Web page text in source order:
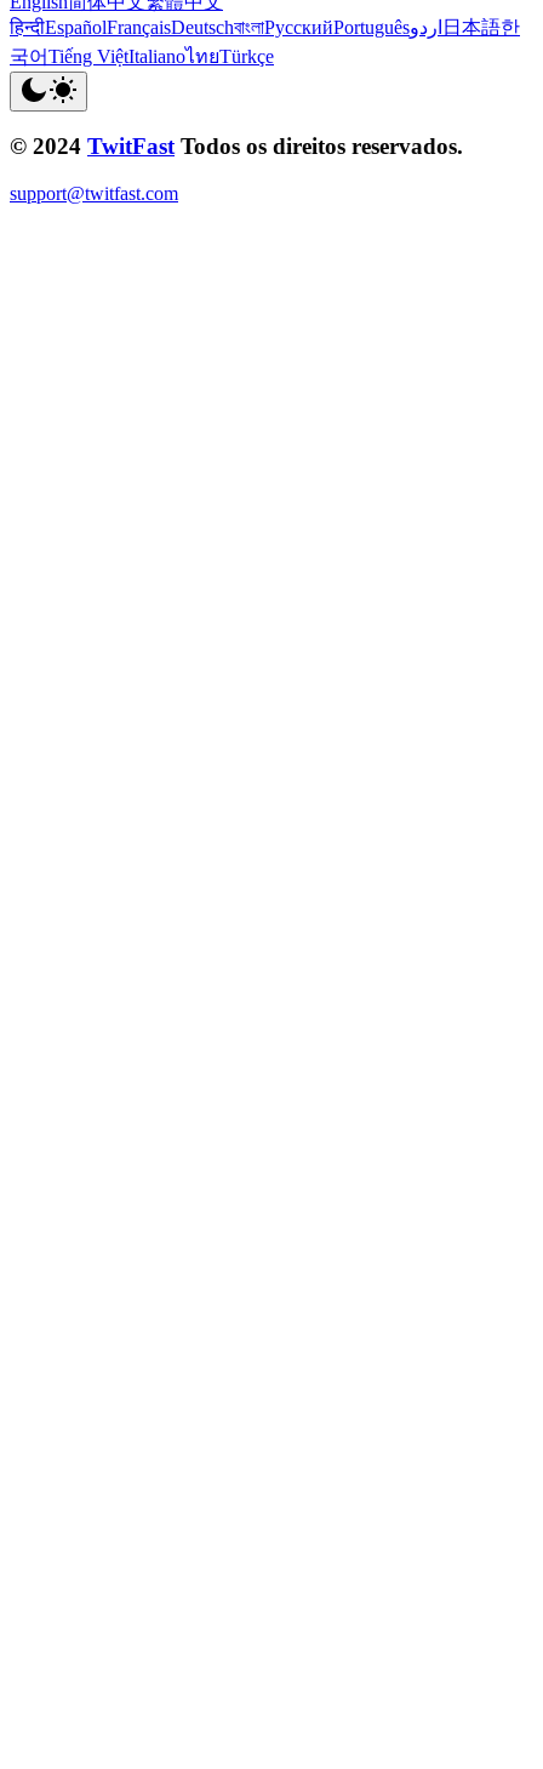
हिन्दीEspañolFrançaisDeutschবাংলাРусскийPortuguêsاردو 日本語한
국어Tiếng ViệtItalianoไทยTürkçe
© 2024 TwitFast Todos os direitos reservados.
support@twitfast.com